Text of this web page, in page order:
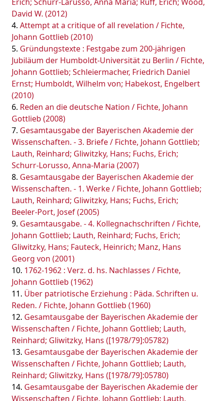
David W. (2012)
Attempt at a critique of all revelation / Fichte,
Johann Gottlieb (2010)
Gründungstexte : Festgabe zum 200-jährigen
Jubiläum der Humboldt-Universität zu Berlin / Fichte,
Johann Gottlieb; Schleiermacher, Friedrich Daniel
Ernst; Humboldt, Wilhelm von; Habekost, Engelbert
(2010)
Reden an die deutsche Nation / Fichte, Johann
Gottlieb (2008)
Gesamtausgabe der Bayerischen Akademie der
Wissenschaften. - 3. Briefe / Fichte, Johann Gottlieb;
Lauth, Reinhard; Gliwitzky, Hans; Fuchs, Erich;
Schurr-Lorusso, Anna-Maria (2007)
Gesamtausgabe der Bayerischen Akademie der
Wissenschaften. - 1. Werke / Fichte, Johann Gottlieb;
Lauth, Reinhard; Gliwitzky, Hans; Fuchs, Erich;
Beeler-Port, Josef (2005)
Gesamtausgabe. - 4. Kollegnachschriften / Fichte,
Johann Gottlieb; Lauth, Reinhard; Fuchs, Erich;
Gliwitzky, Hans; Fauteck, Heinrich; Manz, Hans
Georg von (2001)
1762-1962 : Verz. d. hs. Nachlasses / Fichte,
Johann Gottlieb (1962)
Über patriotische Erziehung : Päda. Schriften u.
Reden. / Fichte, Johann Gottlieb (1960)
Gesamtausgabe der Bayerischen Akademie der
Wissenschaften / Fichte, Johann Gottlieb; Lauth,
Reinhard; Gliwitzky, Hans ([1978/79]:05782)
Gesamtausgabe der Bayerischen Akademie der
Wissenschaften / Fichte, Johann Gottlieb; Lauth,
Reinhard; Gliwitzky, Hans ([1978/79]:05780)
Gesamtausgabe der Bayerischen Akademie der
Wissenschaften / Fichte, Johann Gottlieb; Lauth,